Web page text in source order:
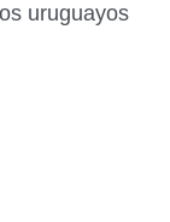
uruguayos